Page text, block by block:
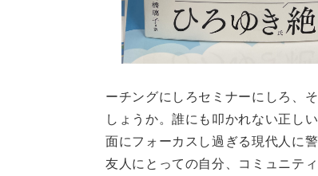
ーチングにしろセミナーにしろ、
しょうか。誰にも叩かれない正し
面にフォーカスし過ぎる現代人に
友人にとっての自分、コミュニテ